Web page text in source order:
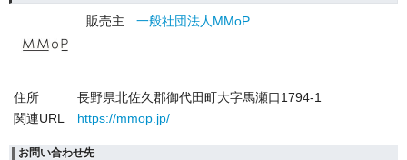
販売主
一般社団法人MMoP
住所
長野県北佐久郡御代田町大字馬瀬口1794-1
関連URL
https://mmop.jp/
お問い合わせ先